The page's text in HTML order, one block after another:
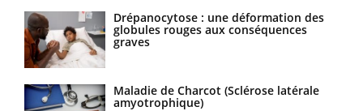
Drépanocytose : une déformation des
globules rouges aux conséquences
graves
Maladie de Charcot (Sclérose latérale
amyotrophique)